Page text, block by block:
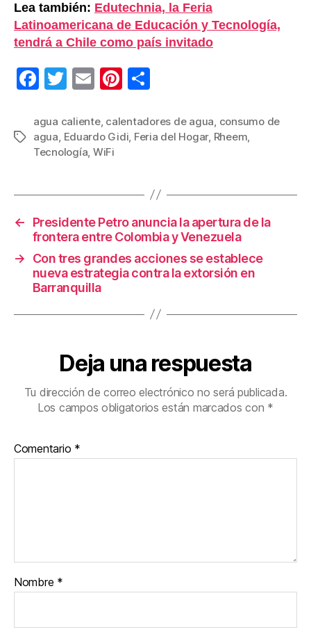
Lea también: Edutechnia, la Feria
Latinoamericana de Educación y Tecnología,
tendrá a Chile como país invitado
F
c
e
o
o
k
T
tt
er
E
ail
Pi
er
e
m
p
tir
Etiquetas
agua caliente, calentadores de agua, consumo de
agua, Eduardo Gidi, Feria del Hogar, Rheem,
Tecnología, WiFi
←
Presidente Petro anuncia la apertura de la
frontera entre Colombia y Venezuela
→
Con tres grandes acciones se establece
nueva estrategia contra la extorsión en
Barranquilla
Deja una respuesta
Tu dirección de correo electrónico no será publicada.
Los campos obligatorios están marcados con *
Comentario *
Nombre *